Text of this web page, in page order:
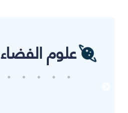
علوم الفضاء